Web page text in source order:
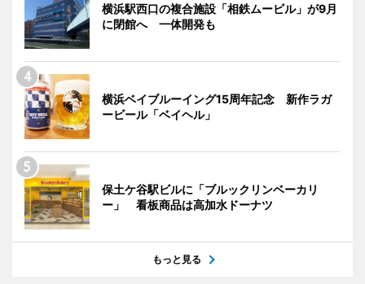
横浜駅西口の複合施設「相鉄ムービル」が9月
に閉館へ 一体開発も
横浜ベイブルーイング15周年記念 新作ラガ
ービール「ベイヘル」
保土ケ谷駅ビルに「ブルックリンベーカリ
ー」 看板商品は高加水ドーナツ
もっと見る